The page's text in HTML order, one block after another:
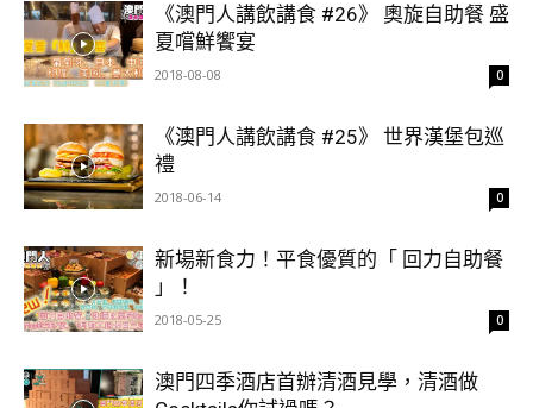
《澳門人講飲講食 #26》 奧旋自助餐 盛
夏嚐鮮饗宴
2018-08-08 0
《澳門人講飲講食 #25》 世界漢堡包巡
禮
2018-06-14 0
新場新食力！平食優質的「 回力自助餐
」！
2018-05-25 0
澳門四季酒店首辦清酒見學，清酒做